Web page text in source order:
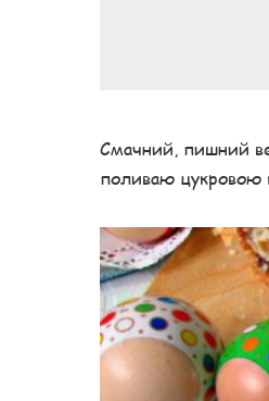
Смачний, пишний
поливаю цукровою